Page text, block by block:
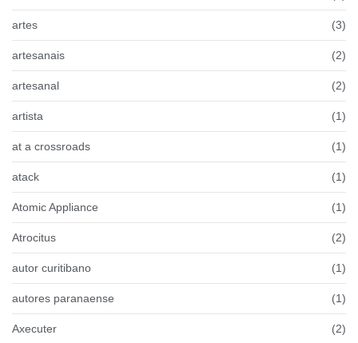
artes (3)
artesanais (2)
artesanal (2)
artista (1)
at a crossroads (1)
atack (1)
Atomic Appliance (1)
Atrocitus (2)
autor curitibano (1)
autores paranaense (1)
Axecuter (2)